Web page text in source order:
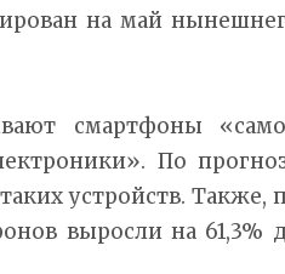
на май
смартфоны
По
устройств. Также,
выросли на 61,3%